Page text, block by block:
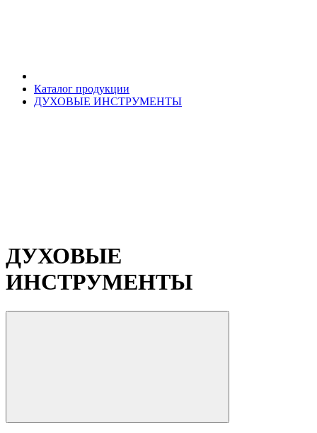
Каталог продукции
ДУХОВЫЕ ИНСТРУМЕНТЫ
ДУХОВЫЕ
ИНСТРУМЕНТЫ